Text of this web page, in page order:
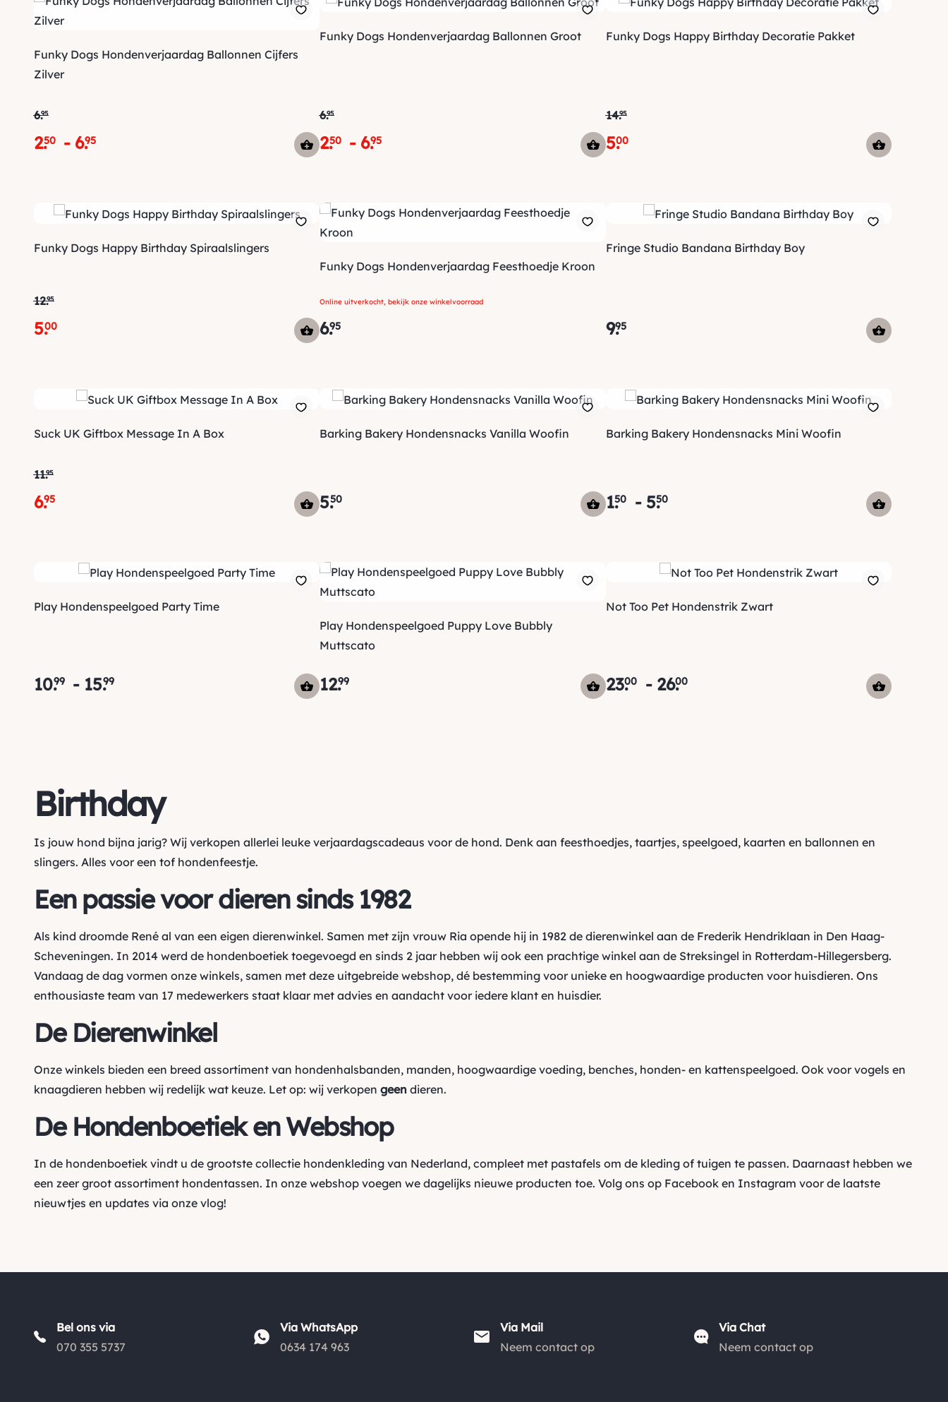
Funky Dogs Hondenverjaardag Ballonnen Cijfers
Zilver
6.95
2.50 - 6.95
Funky Dogs Hondenverjaardag Ballonnen Groot
6.95
2.50 - 6.95
Funky Dogs Happy Birthday Decoratie Pakket
14.95
5.00
Funky Dogs Happy Birthday Spiraalslingers
12.95
5.00
Funky Dogs Hondenverjaardag Feesthoedje Kroon
Online uitverkocht, bekijk onze winkelvoorraad
6.95
Fringe Studio Bandana Birthday Boy
9.95
Suck UK Giftbox Message In A Box
11.95
6.95
Barking Bakery Hondensnacks Vanilla Woofin
5.
50
Barking Bakery Hondensnacks Mini Woofin
1.50 - 5.50
Play Hondenspeelgoed Party Time
10.99 - 15.99
Play Hondenspeelgoed Puppy Love Bubbly
Muttscato
12.99
Not Too Pet Hondenstrik Zwart
23.00 - 26.00
Birthday
Is jouw hond bijna jarig? Wij verkopen allerlei leuke verjaardagscadeaus voor de hond. Denk aan feesthoedjes, taartjes, speelgoed, kaarten en ballonnen en
slingers. Alles voor een tof hondenfeestje.
Een passie voor dieren sinds 1982
Als kind droomde René al van een eigen dierenwinkel. Samen met zijn vrouw Ria opende hij in 1982 de dierenwinkel aan de Frederik Hendriklaan in Den Haag-
Scheveningen. In 2014 werd de hondenboetiek toegevoegd en sinds 2 jaar hebben wij ook een prachtige winkel aan de Streksingel in Rotterdam-Hillegersberg.
Vandaag de dag vormen onze winkels, samen met deze uitgebreide webshop, dé bestemming voor unieke en hoogwaardige producten voor huisdieren. Ons
enthousiaste team van 17 medewerkers staat klaar met advies en aandacht voor iedere klant en huisdier.
De Dierenwinkel
Onze winkels bieden een breed assortiment van hondenhalsbanden, manden, hoogwaardige voeding, benches, honden- en kattenspeelgoed. Ook voor vogels en
knaagdieren hebben wij redelijk wat keuze. Let op: wij verkopen geen dieren.
De Hondenboetiek en Webshop
In de hondenboetiek vindt u de grootste collectie hondenkleding van Nederland, compleet met pastafels om de kleding of tuigen te passen. Daarnaast hebben we
een zeer groot assortiment hondentassen. In onze webshop voegen we dagelijks nieuwe producten toe. Volg ons op Facebook en Instagram voor de laatste
nieuwtjes en updates via onze vlog!
Bel ons via
070 355 5737
Via WhatsApp
0634 174 963
Via Mail
Neem contact op
Via Chat
Neem contact op